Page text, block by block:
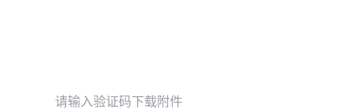
请输入验证码下载附件